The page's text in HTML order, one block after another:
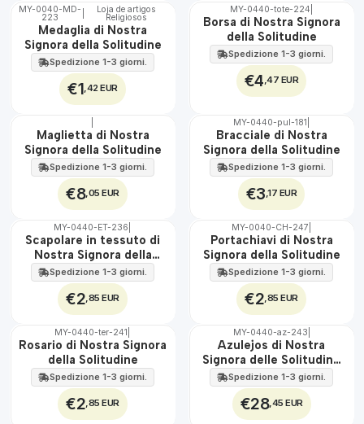
🇵🇹
100%
MY-0040-MD-
223
Loja de artigos
Religiosos
Medaglia di Nostra
Signora della Solitudine
Spedizione 1-3 giorni.
€1,42 EUR
🇵🇹
MY-0440-tote-224
Borsa di Nostra Signora
della Solitudine
Spedizione 1-3 giorni.
€4,47 EUR
🇵🇹
100%
Maglietta di Nostra
Signora della Solitudine
Spedizione 1-3 giorni.
€8,05 EUR
🇵🇹
100%
MY-0440-pul-181
Bracciale di Nostra
Signora della Solitudine
Spedizione 1-3 giorni.
€3,17 EUR
🇵🇹
100%
ACQUA
MY-0440-ET-236
Scapolare in tessuto di
Nostra Signora della
Solitudine
Spedizione 1-3 giorni.
€2,85 EUR
🇵🇹
100%
MY-0040-CH-247
Portachiavi di Nostra
Signora della Solitudine
Spedizione 1-3 giorni.
€2,85 EUR
🇵🇹
MY-0440-ter-241
Rosario di Nostra Signora
della Solitudine
Spedizione 1-3 giorni.
€2,85 EUR
🇵🇹
100%
EST.
MY-0440-az-243
Azulejos di Nostra
Signora delle Solitudine
30 cm x 45 cm
Spedizione 1-3 giorni.
€28,45 EUR